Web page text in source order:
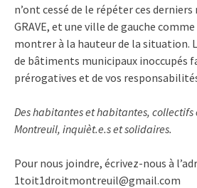
n’ont cessé de le répéter ces derniers
GRAVE, et une ville de gauche
montrer à la hauteur de la situation.
de bâtiments municipaux inoccupés
prérogatives et de vos
Des habitantes et habitantes, collectifs
Montreuil, inquièt.e.s et solidaires.
Pour nous joindre, écrivez-nous à
1toit1droitmontreuil@gmail.com